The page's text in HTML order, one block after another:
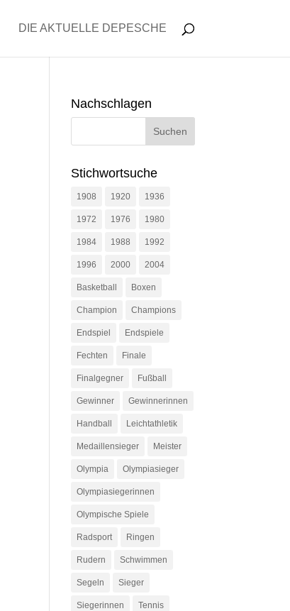
DIE AKTUELLE DEPESCHE
Nachschlagen
Stichwortsuche
1908 1920 1936
1972 1976 1980
1984 1988 1992
1996 2000 2004
Basketball Boxen
Champion Champions
Endspiel Endspiele
Fechten Finale
Finalgegner Fußball
Gewinner Gewinnerinnen
Handball Leichtathletik
Medaillensieger Meister
Olympia Olympiasieger
Olympiasiegerinnen
Olympische Spiele
Radsport Ringen
Rudern Schwimmen
Segeln Sieger
Siegerinnen Tennis